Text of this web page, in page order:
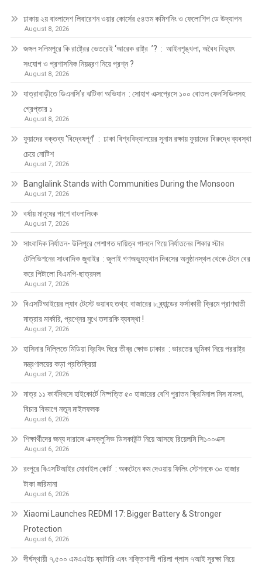
ঢাকায় ২য় বাংলাদেশ লিবারেশন ওয়ার কোর্সের ৫৪তম কমিশনিং ও ফেলোশিপ ডে উদ্‌যাপন
August 8, 2026
জঙ্গল সলিমপুরে কি রাষ্ট্রের ভেতরেই ‘আরেক রাষ্ট্র ’? : আইনশৃঙ্খলা, অবৈধ বিদ্যুৎ
সংযোগ ও প্রশাসনিক নিয়ন্ত্রণ নিয়ে প্রশ্ন ?
August 8, 2026
যাত্রাবাড়ীতে ডিএনসি’র ঝটিকা অভিযান : সোহাগ এক্সপ্রেসে ১০০ বোতল ফেনসিডিলসহ
গ্রেপ্তার ১
August 8, 2026
ফুয়াদের বক্তব্য ‘বিদ্বেষপূর্ণ’ : ঢাকা বিশ্ববিদ্যালয়ের সুনাম রক্ষায় ফুয়াদের বিরুদ্ধে ব্যবস্থা
চেয়ে নোটিশ
August 7, 2026
Banglalink Stands with Communities During the Monsoon
August 7, 2026
বর্ষায় মানুষের পাশে বাংলালিংক
August 7, 2026
সাংবাদিক নির্যাতন- উলিপুরে পেশাগত দায়িত্ব পালনে গিয়ে নির্যাতনের শিকার স্টার
টেলিভিশনের সাংবাদিক জুবাইর : জুলাই গণঅভ্যুত্থান দিবসের অনুষ্ঠানস্থল থেকে টেনে বের
করে পিটালো বিএনপি-ছাত্রদল
August 7, 2026
বিএসটিআইয়ের ল্যাব টেস্টে ভয়াবহ তথ্য: বাজারের ৮ ব্র্যান্ডের ফর্সাকারী ক্রিমে প্রাণঘাতী
মাত্রার মার্কারি, প্রশ্নের মুখে তদারকি ব্যবস্থা !
August 7, 2026
হাসিনার দিল্লিতে মিডিয়া ব্রিফিং ঘিরে তীব্র ক্ষোভ ঢাকার : ভারতের ভূমিকা নিয়ে পররাষ্ট্র
মন্ত্রণালয়ের কড়া প্রতিক্রিয়া
August 7, 2026
মাত্র ১১ কার্যদিবসে হাইকোর্টে নিষ্পত্তি ৫০ হাজারের বেশি পুরাতন ক্রিমিনাল মিস মামলা,
বিচার বিভাগে নতুন মাইলফলক
August 6, 2026
শিক্ষার্থীদের জন্য দারাজে এক্সক্লুসিভ ডিসকাউন্ট নিয়ে আসছে রিয়েলমি সি১০০এক্স
August 6, 2026
রংপুরে বিএসটিআইর মোবাইল কোর্ট : অকটেনে কম দেওয়ায় ফিলিং স্টেশনকে ৩০ হাজার
টাকা জরিমানা
August 6, 2026
Xiaomi Launches REDMI 17: Bigger Battery & Stronger
Protection
August 6, 2026
দীর্ঘস্থায়ী ৭,৫০০ এমএএইচ ব্যাটারি এবং শক্তিশালী গরিলা গ্লাস ৭আই সুরক্ষা নিয়ে